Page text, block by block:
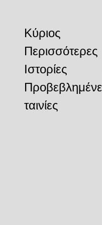
Κύριος
Περισσότερες
Ιστορίες
Προβεβλημένες
ταινίες